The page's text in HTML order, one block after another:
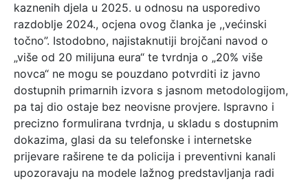
kaznenih djela u 2025. u odnosu na usporedivo
razdoblje 2024., ocjena ovog članka je ,,većinski
točno”. Istodobno, najistaknutiji brojčani navod o
„više od 20 milijuna eura“ te tvrdnja o „20% više
novca“ ne mogu se pouzdano potvrditi iz javno
dostupnih primarnih izvora s jasnom metodologijom,
pa taj dio ostaje bez neovisne provjere. Ispravno i
precizno formulirana tvrdnja, u skladu s dostupnim
dokazima, glasi da su telefonske i internetske
prijevare raširene te da policija i preventivni kanali
upozoravaju na modele lažnog predstavljanja radi